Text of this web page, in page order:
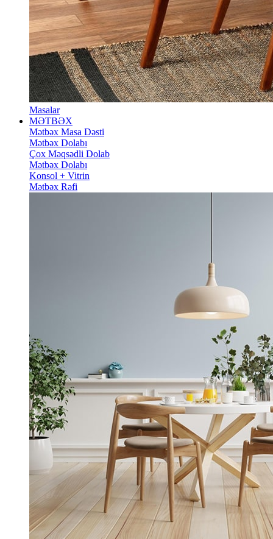
Masalar
MƏTBƏX
Mətbəx Masa Dəsti
Mətbəx Dolabı
Çox Məqsədli Dolab
Mətbəx Dolabı
Konsol + Vitrin
Mətbəx Rəfi